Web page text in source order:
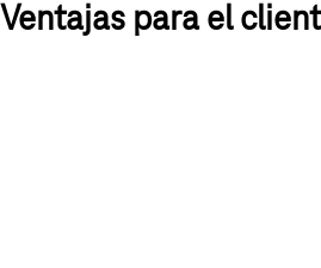
Ventajas para el